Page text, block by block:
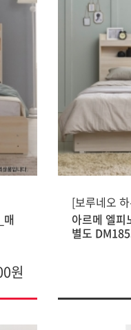
매
원
[보루네오
아르메 엘피
별도